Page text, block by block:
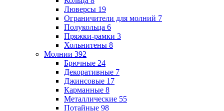
Люверсы 19
Ограничители для молний 7
Полукольца 6
Пряжки-рамки 3
Хольнитены 8
Молнии 392
Брючные 24
Декоративные 7
Джинсовые 17
Карманные 8
Металлические 55
Потайные 98